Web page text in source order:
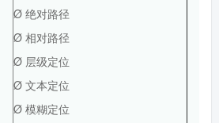
Ø 绝对路径
Ø 相对路径
Ø 层级定位
Ø 文本定位
Ø 模糊定位